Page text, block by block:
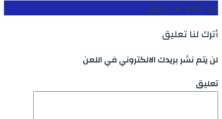
قم بكتابة اول تعليق
أترك لنا تعليق
لن يتم نشر بريدك الالكتروني في اللعن
تعليق